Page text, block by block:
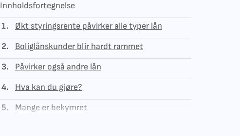
Innholdsfortegnelse
1.
Økt styringsrente påvirker alle typer lån
2.
Boliglånskunder blir hardt rammet
3.
Påvirker også andre lån
4.
Hva kan du gjøre?
5.
Mange er bekymret